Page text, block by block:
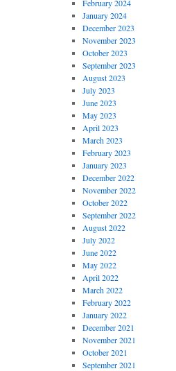
February 2024
January 2024
December 2023
November 2023
October 2023
September 2023
August 2023
July 2023
June 2023
May 2023
April 2023
March 2023
February 2023
January 2023
December 2022
November 2022
October 2022
September 2022
August 2022
July 2022
June 2022
May 2022
April 2022
March 2022
February 2022
January 2022
December 2021
November 2021
October 2021
September 2021